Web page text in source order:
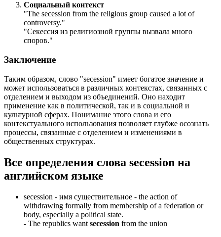
Социальный контекст
"The secession from the religious group caused a lot of
controversy."
"Секессия из религиозной группы вызвала много
споров."
Заключение
Таким образом, слово "secession" имеет богатое значение и
может использоваться в различных контекстах, связанных с
отделением и выходом из объединений. Оно находит
применение как в политической, так и в социальной и
культурной сферах. Понимание этого слова и его
контекстуального использования позволяет глубже осознать
процессы, связанные с отделением и изменениями в
общественных структурах.
Все определения слова secession на
английском языке
secession - имя существительное - the action of
withdrawing formally from membership of a federation or
body, especially a political state.
- The republics want secession from the union